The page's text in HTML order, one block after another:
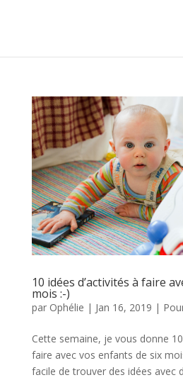
10 idées d’activités à faire
mois :-)
par Ophélie | Jan 16, 2019 |
Cette semaine, je vous donne
faire avec vos enfants de six
facile de trouver des idées avec